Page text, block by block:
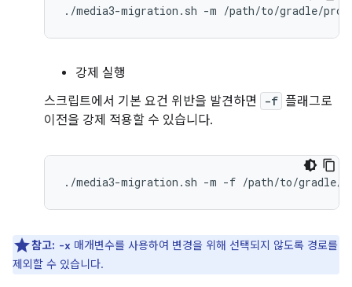
./media3-migration.sh -m
강제 실행
스크립트에서 기본 요건 위반을 발견하면
-f 플래그로
이전을 강제 적용할 수 있습니다.
./media3-migration.sh -m -f
참고: -x 매개변수를 사용하여 변경을 위해 선택되지 않도록 경로를
제외할 수 있습니다.